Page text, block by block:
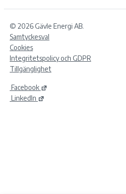
© 2026 Gävle Energi AB.
Samtyckesval
Cookies
Integritetspolicy och GDPR
Tillgänglighet
Facebook
LinkedIn